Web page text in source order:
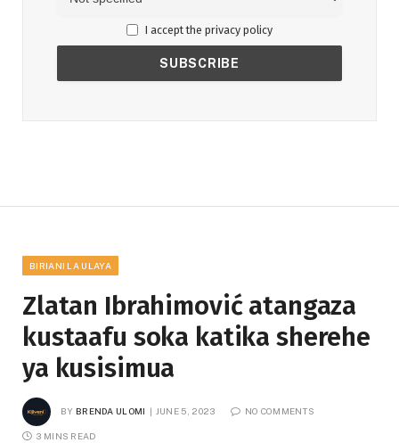
I accept the privacy policy
BIRIANI LA ULAYA
Zlatan Ibrahimović atangaza
kustaafu soka katika sherehe
ya kusisimua
BY BRENDA ULOMI JUNE 5, 2023 NO COMMENTS
3 MINS READ